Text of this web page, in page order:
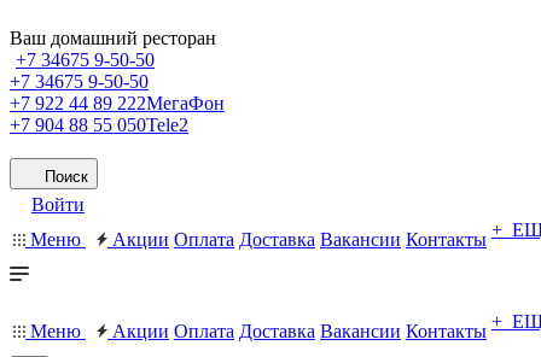
Ваш домашний ресторан
+7 34675 9-50-50
+7 34675 9-50-50
+7 922 44 89 222МегаФон
+7 904 88 55 050Tele2
Поиск
Войти
Меню
Акции Оплата Доставка Вакансии Контакты +
Меню Акции Оплата Доставка Вакансии Контакты +